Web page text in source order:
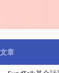
文章